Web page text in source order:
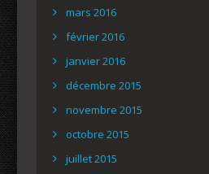
mars 2016
février 2016
janvier 2016
décembre 2015
novembre 2015
octobre 2015
juillet 2015